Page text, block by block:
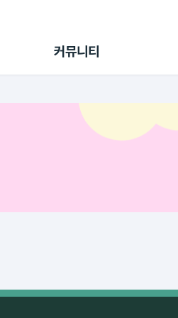
커뮤니티
랭킹
초대보너스
수익 Live